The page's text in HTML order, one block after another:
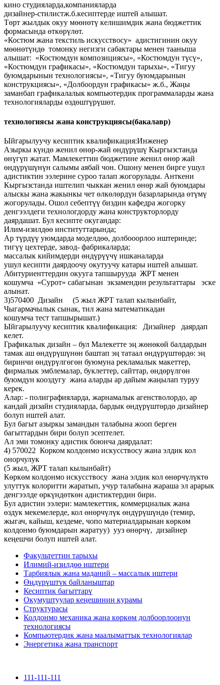
кино студияларда,компанияларда
дизайнер-стилистж.б.кесиптерде иштей алышат.
Төрт жылдык окуу мөөнөтү келишимдик жана бюджеттик
формасында өткөрүлөт.
«Костюм жана текстиль искусствосу» адистигинин окуу
мөөнөтүндө томонку негизги сабактары менен тааныша
алышат: «Костюмдун композициясы», «Костюмдун түсү»,
«Костюмдун графикасы», «Костюмдун тарыхы», «Тигуу
буюмдарынын технологиясы», «Тигуу буюмдарынын
конструкциясы», «Долбоордун графикасы» ж.б., Жаңы
заманбап графикалалык компьютердик программаларды жана
технологияларды өздөштүрүшөт.
технологиясы жана конструкциясы(бакалавр)
Ыйгарылуучу кесиптик квалификация:Инженер
Азыркы күндө женил өнөр-жай өндүрүшү Кыргызстанда
өнүгүп жатат. Мамлекеттин бюджетине женил өнөр жай
өндүрүшүнүн салымы аябай чон. Ошону менен бирге ушул
адистиктин ээлерине суроо талап жогорулады. Анткени
Кыргызстанда иштелип чыккан женил өнөр жай буюмдары
алыскы жана жакынкы чет өлкөлөрдүн базарларында өтүмү
жогорулады. Ошол себептүү биздин кафедра жогорку
денгээлдеги технологдорду жана конструкторлорду
даярдашат. Бул кесипте окугандар:
Илим-изилдөө институттарында;
Ар түрдүү уюмдарда моделдөө, долбооорлоо иштеринде;
тигүү цехтерде, завод- фабрикаларда;
массалык кийимдерди өндүрүүчү ишканаларда
ушул кесипти даярдоочу окутуучу катары иштей алышат.
Абитуриенттердин окууга тапшырууда ЖРТ менен
кошумча «Сурот» сабагынан экзамендин результаттары эске
алынат.
3)570400 Дизайн (5 жыл ЖРТ талап кылынбайт,
Чыгармачылык сынак, тил жана математикадан
кошумча тест тапшырышат.)
Ыйгарылуучу кесиптик квалификация: Дизайнер даярдап
келет.
Графикалык дизайн – бул Малекетте эң жөнөкөй балдардын
тамак аш өндүрүшүнөн баштап эң татаал өндүрүштөрдө: эң
биринчи өндүрүлгөгөн буюмуна рекламалык макеттер,
фирмалык эмблемалар, буклеттер, сайттар, өндөрүлгөн
буюмдун кооздугу жана аларды ар дайым жаңылап туруу
керек.
Алар: - полиграфияларда, жарнамалык агенстволордо, ар
кандай дизайн студияларда, бардык өндүрүштөрдө дизайнер
болуп иштей алат.
Бул багыт азыркы замандын талабына жооп берген
багыттардын бири болуп эсептелет.
Ал эми томонку адистик боюнча даярдалат:
4) 570022 Корком колдонмо искусствосу жана элдик кол
онорчулук
(5 жыл, ЖРТ талап кылынбайт)
Көркөм колдонмо искусствосу жана элдик кол өнөрчүлүктө
улуттук колоритти жаратып, учур талабына жараша эл арарык
денгээлде өркүндөткөн адистиктердин бири.
Бул адистин ээлери: мамлекеттик, коммерциалык жана
өздук мекемелерде, кол өнөрчүлүк өндүрүшүндө (темир,
жыгач, кайыш, кездеме, чопо материалдарынан көркөм
колдонмо буюмдарын жаратуу) ууз өнөрчү, дизайнер
кеңешчи болуп иштей алат.
Факультеттин тарыхы
Илимий-изилдөө иштери
Тарбиялык жана маданий – массалык иштери
Өңдүрүштүк байланыштар
Кесиптик багыттарү
Окумуштуулар кеңешинин курамы
Структурасы
Колдонмо механика жана көркөм долбоорлоонун
технологиясы
Компьютердик жана маалыматтык технологиялар
Энергетика жана транспорт
111-111-111